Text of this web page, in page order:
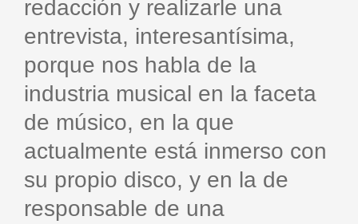
redacción y realizarle una
entrevista, interesantísima,
porque nos habla de la
industria musical en la faceta
de músico, en la que
actualmente está inmerso con
su propio disco, y en la de
responsable de una